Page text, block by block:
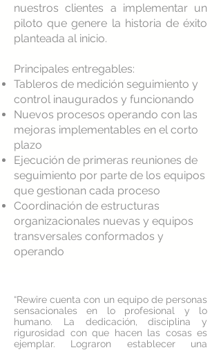
nuestros clientes a implementar un
piloto que genere la historia de éxito
planteada al inicio.
Principales entregables:
Tableros de medición seguimiento y
control inaugurados y funcionando
Nuevos procesos operando con las
mejoras implementables en el corto
plazo
Ejecución de primeras reuniones de
seguimiento por parte de los equipos
que gestionan cada proceso
Coordinación de estructuras
organizacionales nuevas y equipos
transversales conformados y
operando
“Rewire cuenta con un equipo de personas
sensacionales en lo profesional y lo
humano. La dedicación, disciplina y
rigurosidad con que hacen las cosas es
ejemplar. Lograron establecer una